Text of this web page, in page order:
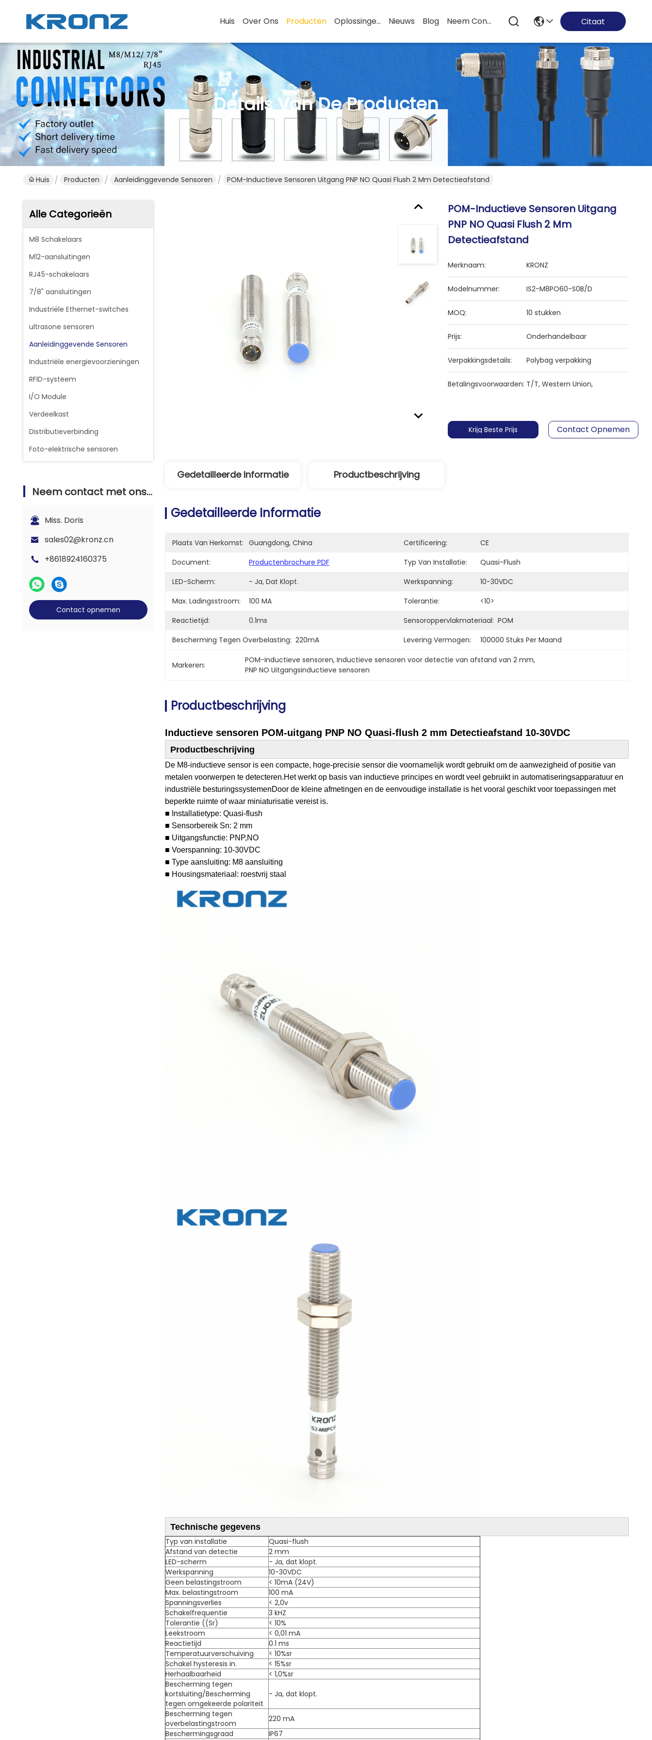
Huis Over Ons Producten Oplossingen Nieuws Blog Neem Contact Met Ons Op Citaat
Details Van De Producten
Huis Producten Aanleidinggevende Sensoren POM-Inductieve Sensoren Uitgang PNP NO Quasi Flush 2 Mm Detectieafstand
Alle Categorieën
M8 Schakelaars
M12-aansluitingen
RJ45-schakelaars
7/8" aansluitingen
Industriële Ethernet-switches
ultrasone sensoren
Aanleidinggevende Sensoren
Industriële energievoorzieningen
RFID-systeem
I/O Module
Verdeelkast
Distributieverbinding
Foto-elektrische sensoren
Neem contact met ons op
Miss. Doris
sales02@kronz.cn
+8618924160375
Contact opnemen
POM-Inductieve Sensoren Uitgang
PNP NO Quasi Flush 2 Mm
Detectieafstand
Merknaam: KRONZ
Modelnummer: IS2-M8PO60-S0B/D
MOQ: 10 stukken
Prijs: Onderhandelbaar
Verpakkingsdetails: Polybag verpakking
Betalingsvoorwaarden: T/T, Western Union,
Krijg Beste Prijs Contact Opnemen
Gedetailleerde Informatie Productbeschrijving
Gedetailleerde Informatie
Plaats Van Herkomst: Guangdong, China Certificering:
CE
Document:
Productenbrochure PDF Typ Van Installatie:
Quasi-Flush
LED-Scherm:
- Ja, Dat Klopt. Werkspanning:
10-30VDC
Max. Ladingsstroom:
100 MA Tolerantie:
<10>
Reactietijd:
0.1ms Sensoroppervlakmateriaal: POM
Bescherming Tegen Overbelasting: 220mA Levering Vermogen: 100000 Stuks Per Maand
Markeren:
POM-inductieve sensoren, Inductieve sensoren voor detectie van afstand van 2 mm,
PNP NO Uitgangsinductieve sensoren
Productbeschrijving
Inductieve sensoren POM-uitgang PNP NO Quasi-flush 2 mm Detectieafstand 10-30VDC
Productbeschrijving
De M8-inductieve sensor is een compacte, hoge-precisie sensor die voornamelijk wordt gebruikt om de aanwezigheid of positie van
metalen voorwerpen te detecteren.Het werkt op basis van inductieve principes en wordt veel gebruikt in automatiseringsapparatuur en
industriële besturingssystemenDoor de kleine afmetingen en de eenvoudige installatie is het vooral geschikt voor toepassingen met
beperkte ruimte of waar miniaturisatie vereist is.
■ Installatietype: Quasi-flush
■ Sensorbereik Sn: 2 mm
■ Uitgangsfunctie: PNP,NO
■ Voerspanning: 10-30VDC
■ Type aansluiting: M8 aansluiting
■ Housingsmateriaal: roestvrij staal
Technische gegevens
Typ van installatie
Quasi-flush
Afstand van detectie
2 mm
LED-scherm
- Ja, dat klopt.
Werkspanning
10-30VDC
Geen belastingstroom
< 10mA (24V)
Max. belastingstroom
100 mA
Spanningsverlies
< 2,0v
Schakelfrequentie
3 kHZ
Tolerantie ((Sr)
< 10%
Leekstroom
< 0,01 mA
Reactietijd
0.1 ms
Temperatuurverschuiving
< 10%sr
Schakel hysteresis in.
< 15%sr
Herhaalbaarheid
< 1,0%sr
Bescherming tegen
kortsluiting/Bescherming
tegen omgekeerde polariteit
- Ja, dat klopt.
Bescherming tegen
overbelastingstroom
220 mA
Beschermingsgraad
IP67